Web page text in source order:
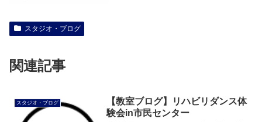
スタジオ・ブログ
関連記事
スタジオ・ブログ
【教室ブログ】リハビリダンス体
験会in市民センター